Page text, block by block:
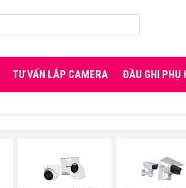
TƯ VẤN LẮP CAMERA ĐẦU GHI PHỤ